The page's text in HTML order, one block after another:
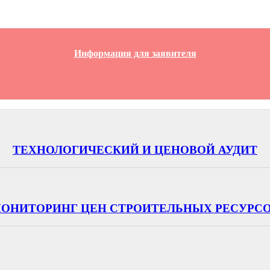
Информация для заявителя
ТЕХНОЛОГИЧЕСКИЙ И ЦЕНОВОЙ АУДИТ
ЦЕН СТРОИТЕЛЬНЫХ